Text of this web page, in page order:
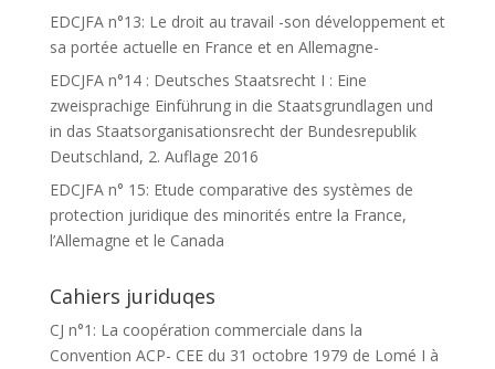
EDCJFA n°13: Le droit au travail -son développement et
sa portée actuelle en France et en Allemagne-
EDCJFA n°14 : Deutsches Staatsrecht I : Eine
zweisprachige Einführung in die Staatsgrundlagen und
in das Staatsorganisationsrecht der Bundesrepublik
Deutschland, 2. Auflage 2016
EDCJFA n° 15: Etude comparative des systèmes de
protection juridique des minorités entre la France,
l’Allemagne et le Canada
Cahiers juriduqes
CJ n°1: La coopération commerciale dans la
Convention ACP- CEE du 31 octobre 1979 de Lomé I à